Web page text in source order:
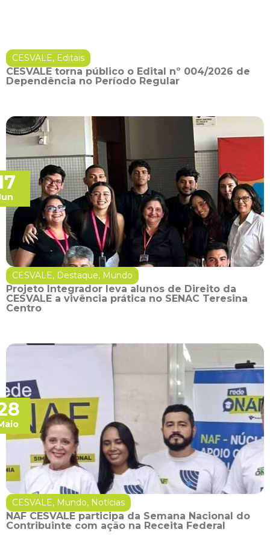
CESVALE, Editais
CESVALE torna público o Edital nº 004/2026 de
Dependência no Período Regular
CESVALE, Destaque, Mundo
Projeto Integrador leva alunos de Direito da
CESVALE a vivência prática no SENAC Teresina
Centro
CESVALE, Mundo, Notícias
NAF CESVALE participa da Semana Nacional do
Contribuinte com ação na Receita Federal